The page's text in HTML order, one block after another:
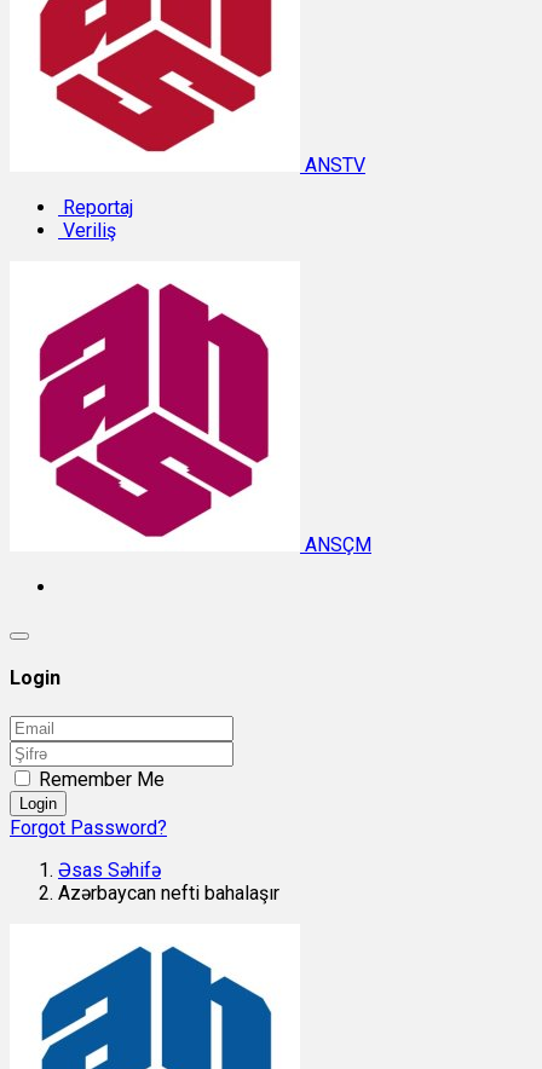
ANSTV
Reportaj
Veriliş
ANSÇM
Login
Remember Me
Login
Forgot Password?
Əsas Səhifə
Azərbaycan nefti bahalaşır